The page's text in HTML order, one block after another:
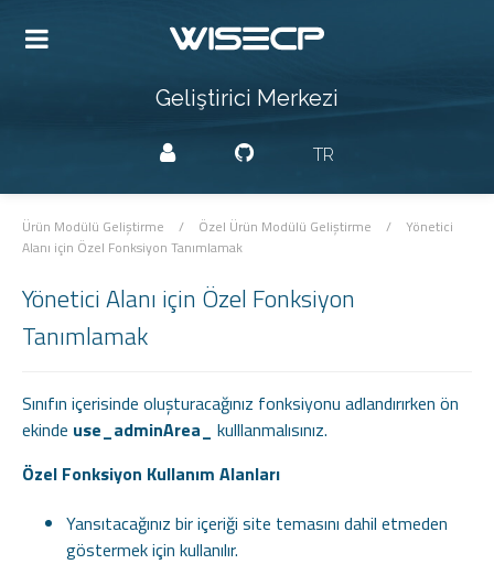
Geliştirici Merkezi
TR
Ürün Modülü Geliştirme / Özel Ürün Modülü Geliştirme /
Yönetici
Alanı için Özel Fonksiyon Tanımlamak
Yönetici Alanı için Özel Fonksiyon
Tanımlamak
Sınıfın içerisinde oluşturacağınız fonksiyonu adlandırırken ön
ekinde use_adminArea_
kulllanmalısınız.
Özel Fonksiyon Kullanım Alanları
Yansıtacağınız bir içeriği site temasını dahil etmeden
göstermek için kullanılır.